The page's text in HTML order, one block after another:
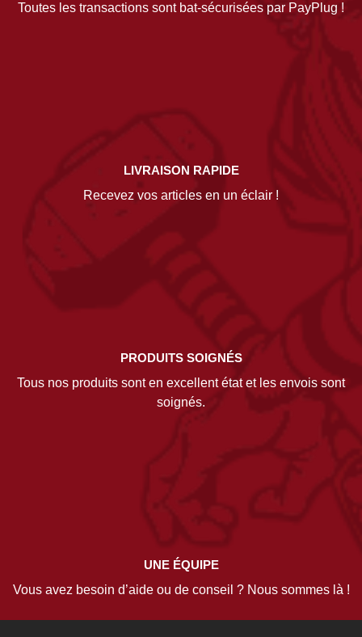
Toutes les transactions sont bat-sécurisées par PayPlug !
LIVRAISON RAPIDE
Recevez vos articles en un éclair !
PRODUITS SOIGNÉS
Tous nos produits sont en excellent état et les envois sont
soignés.
UNE ÉQUIPE
Vous avez besoin d’aide ou de conseil ? Nous sommes là !